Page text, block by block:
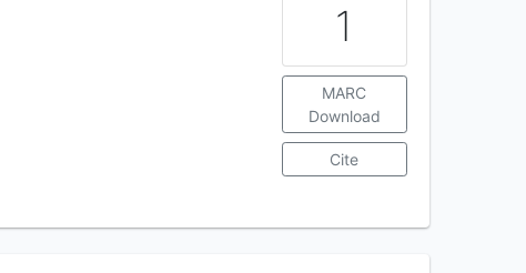
1
MARC
Download
Cite